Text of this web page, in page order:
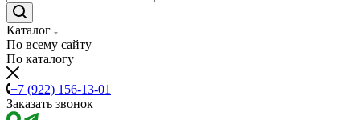
Каталог
По всему сайту
По каталогу
+7 (922) 156-13-01
Заказать звонок